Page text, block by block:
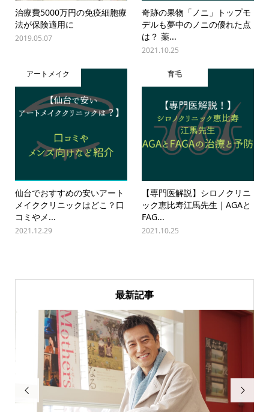
治療費5000万円の免疫細胞療
法が保険適用に
2019.05.07
奇跡の果物「ノニ」トップモ
デルも夢中のノニの優れた点
は？ 薬...
2021.10.25
アートメイク
仙台でおすすめの安いアート
メイククリニックはどこ？口
コミやメ...
2021.12.29
育毛
【専門医解説】シロノクリニ
ック恵比寿江馬先生｜AGAと
FAG...
2021.10.25
最新記事
 